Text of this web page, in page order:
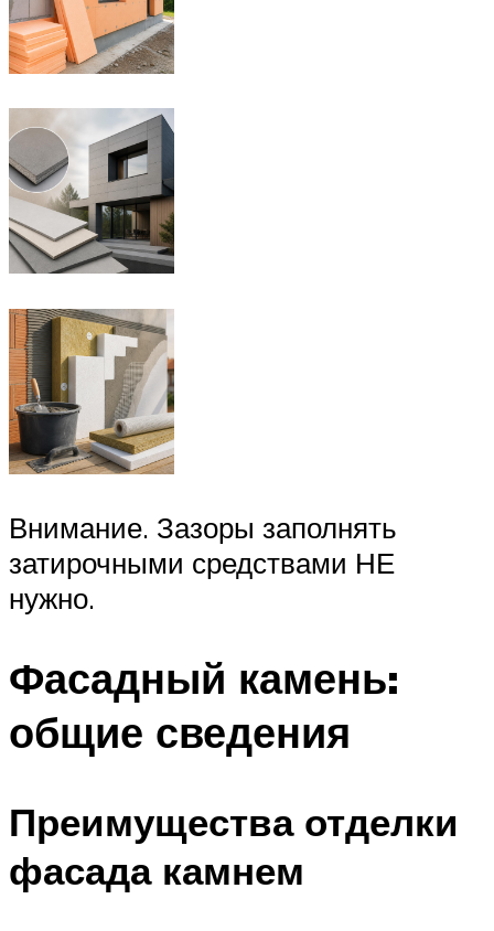
Внимание. Зазоры заполнять
затирочными средствами НЕ
нужно.
Фасадный камень:
общие сведения
Преимущества отделки
фасада камнем